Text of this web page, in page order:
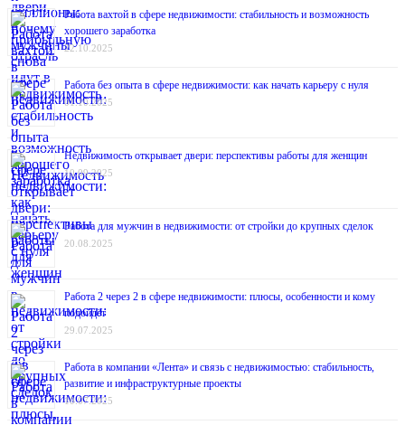
Работа вахтой в сфере недвижимости: стабильность и возможность
хорошего заработка
22.10.2025
Работа без опыта в сфере недвижимости: как начать карьеру с нуля
01.10.2025
Недвижимость открывает двери: перспективы работы для женщин
10.09.2025
Работа для мужчин в недвижимости: от стройки до крупных сделок
20.08.2025
Работа 2 через 2 в сфере недвижимости: плюсы, особенности и кому
подойдёт
29.07.2025
Работа в компании «Лента» и связь с недвижимостью: стабильность,
развитие и инфраструктурные проекты
10.07.2025